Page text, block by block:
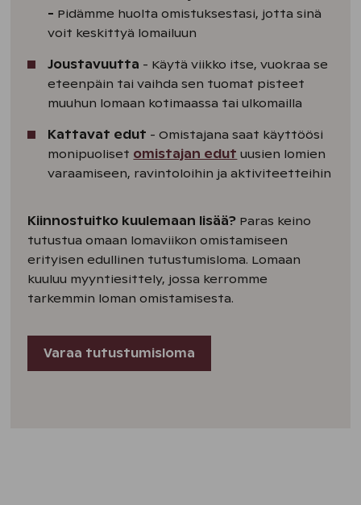
- Pidämme huolta omistuksestasi, jotta sinä
voit keskittyä lomailuun
Joustavuutta - Käytä viikko itse, vuokraa se
eteenpäin tai vaihda sen tuomat pisteet
muuhun lomaan kotimaassa tai ulkomailla
Kattavat edut - Omistajana saat käyttöösi
monipuoliset omistajan edut uusien lomien
varaamiseen, ravintoloihin ja aktiviteetteihin
Kiinnostuitko kuulemaan lisää? Paras keino
tutustua omaan lomaviikon omistamiseen
erityisen edullinen tutustumisloma. Lomaan
kuuluu myyntiesittely, jossa kerromme
tarkemmin loman omistamisesta.
Varaa tutustumisloma